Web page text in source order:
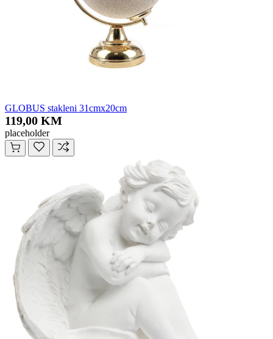
GLOBUS stakleni 31cmx20cm
119,00 KM
placeholder